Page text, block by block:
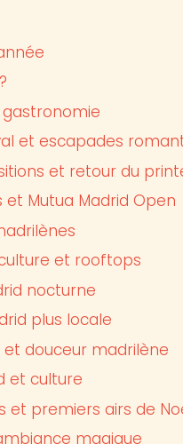
gastronomie
et escapades
et retour du
et Mutua Madrid Open
et rooftops
nocturne
plus locale
douceur madrilène
et culture
et premiers airs de
magique